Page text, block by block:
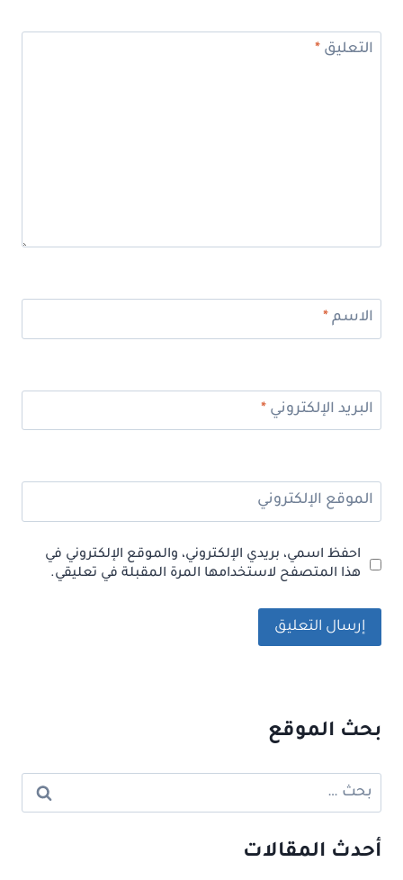
التعليق *
الاسم *
البريد الإلكتروني *
الموقع الإلكتروني
احفظ اسمي، بريدي الإلكتروني، والموقع الإلكتروني في
هذا المتصفح لاستخدامها المرة المقبلة في تعليقي.
بحث الموقع
البحث
عن:
أحدث المقالات